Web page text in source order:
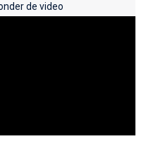
de video